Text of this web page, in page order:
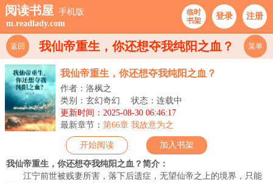
阅读书屋 手机版
m.readlady.com
临时
书架
登录 注册
我仙帝重生，你还想夺我纯阳之血？
返回 菜单
我仙帝重生，你还想夺我纯阳之血？
作者：洛枫之
类别：玄幻奇幻
状态：连载中
更新时间：2025-08-30 06:46:17
最新章节： 第66章 我故意为之
开始阅读 加入书架
我仙帝重生，你还想夺我纯阳之血？简介：
江宁前世被贱妻所害，落下后遗症，无望仙帝之上的境界，只能